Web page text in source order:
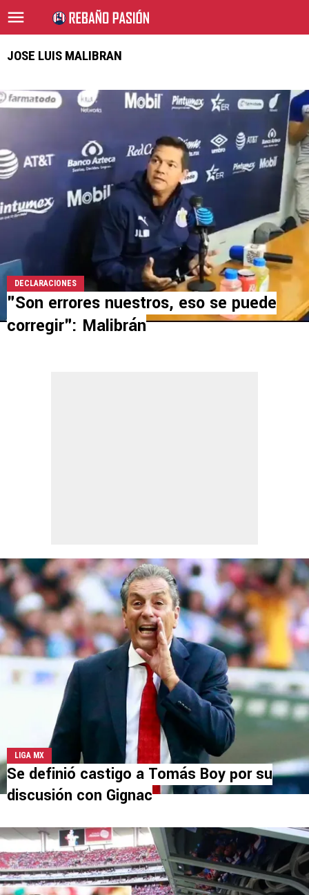
JOSE LUIS MALIBRAN
DECLARACIONES
"Son errores nuestros, eso se puede
corregir": Malibrán
LIGA MX
Se definió castigo a Tomás Boy por su
discusión con Gignac